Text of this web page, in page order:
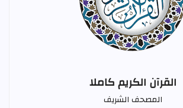
القرآن الكريم كاملا
المصحف الشريف